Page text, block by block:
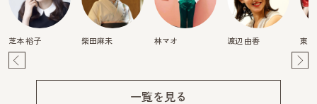
芝本 裕子 柴田麻未 林マオ 渡辺 由香 東真
一覧を見る